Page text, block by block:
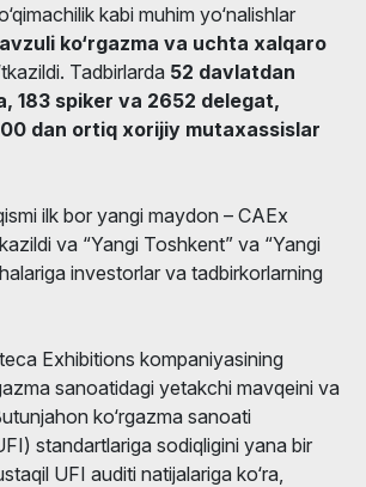
kabi muhim yo‘nalishlar
ko‘rgazma va uchta xalqaro
Tadbirlarda 52 davlatdan
183 spiker va 2652 delegat,
dan ortiq xorijiy mutaxassislar
ilk bor yangi maydon – CAEx
va “Yangi Toshkent” va “Yangi
investorlar va tadbirkorlarning
Exhibitions kompaniyasining
sanoatidagi yetakchi mavqeini va
ko‘rgazma sanoati
standartlariga sodiqligini yana bir
UFI auditi natijalariga ko‘ra,